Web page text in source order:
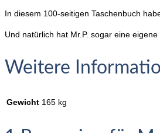
In diesem 100-seitigen Taschenbuch
Und natürlich hat Mr.P. sogar eine eigene
Weitere
Gewicht 165 kg